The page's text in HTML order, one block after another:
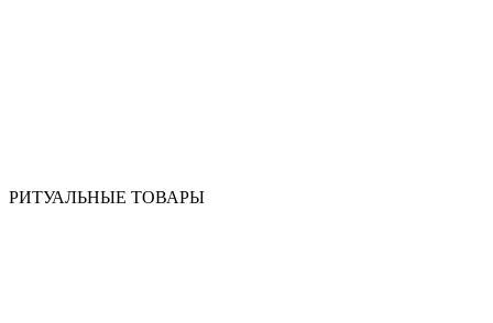
РИТУАЛЬНЫЕ ТОВАРЫ